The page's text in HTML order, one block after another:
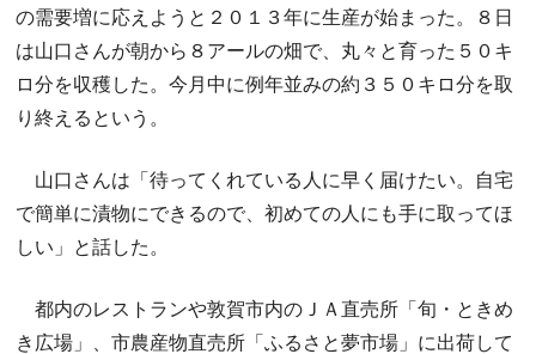
の需要増に応えようと２０１３年に生産が始まった。８日
は山口さんが朝から８アールの畑で、丸々と育った５０キ
ロ分を収穫した。今月中に例年並みの約３５０キロ分を取
り終えるという。
山口さんは「待ってくれている人に早く届けたい。自宅
で簡単に漬物にできるので、初めての人にも手に取ってほ
しい」と話した。
都内のレストランや敦賀市内のＪＡ直売所「旬・ときめ
き広場」、市農産物直売所「ふるさと夢市場」に出荷して